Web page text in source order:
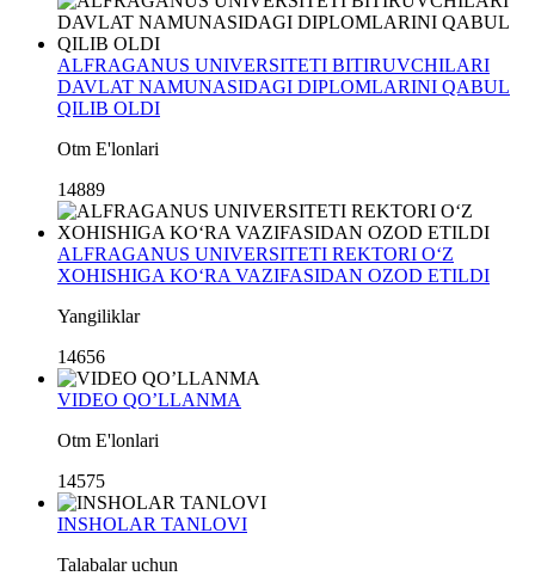
ALFRAGANUS UNIVERSITETI BITIRUVCHILARI
DAVLAT NAMUNASIDAGI DIPLOMLARINI QABUL
QILIB OLDI
Otm E'lonlari
14889
ALFRAGANUS UNIVERSITETI REKTORI O‘Z
XOHISHIGA KO‘RA VAZIFASIDAN OZOD ETILDI
Yangiliklar
14656
VIDEO QO’LLANMA
Otm E'lonlari
14575
INSHOLAR TANLOVI
Talabalar uchun